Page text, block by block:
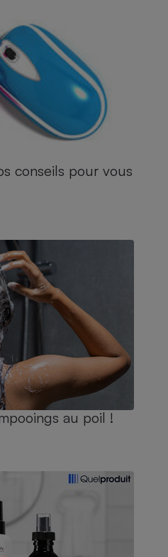
conseils pour vous
au poil !